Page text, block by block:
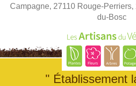
Campagne, 27110 Rouge-
du-Bosc
" Établissement